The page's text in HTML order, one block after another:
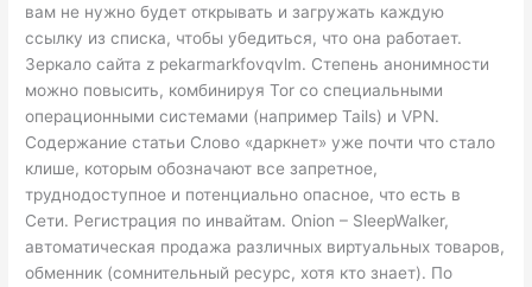
вам не нужно будет открывать и загружать каждую
ссылку из списка, чтобы убедиться, что она работает.
Зеркало сайта z pekarmarkfovqvlm. Степень анонимности
можно повысить, комбинируя Tor со специальными
операционными системами (например Tails) и VPN.
Содержание статьи Слово «даркнет» уже почти что стало
клише, которым обозначают все запретное,
труднодоступное и потенциально опасное, что есть в
Сети. Регистрация по инвайтам. Onion – SleepWalker,
автоматическая продажа различных виртуальных товаров,
обменник (сомнительный ресурс, хотя кто знает). По